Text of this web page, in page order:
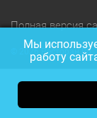
Полная версия
© 2026 Ресторан.Ru
Мы
работу